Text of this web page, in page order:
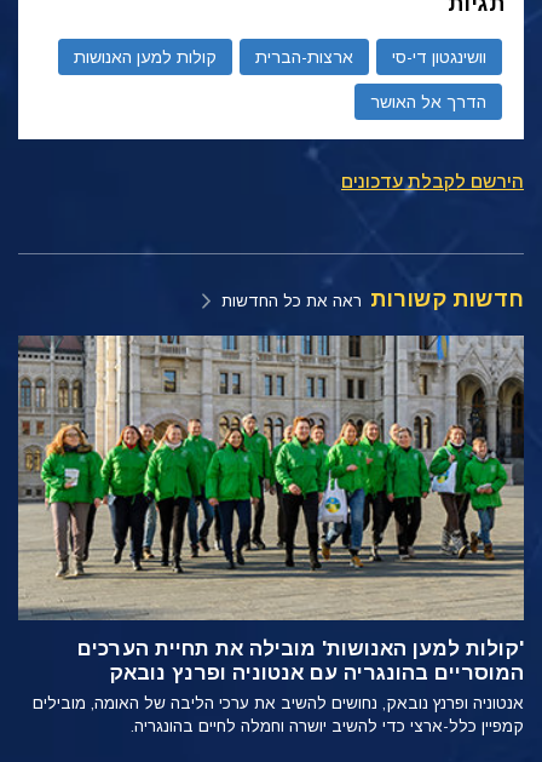
וושינגטון די-סי ארצות-הברית קולות למען האנושות
הדרך אל האושר
הירשם לקבלת עדכונים
חדשות קשורות ראה את כל החדשות
'קולות למען האנושות' מובילה את תחיית הערכים
המוסריים בהונגריה עם אנטוניה ופרנץ נובאק
אנטוניה ופרנץ נובאק, נחושים להשיב את ערכי הליבה של האומה, מובילים
קמפיין כלל-ארצי כדי להשיב יושרה וחמלה לחיים בהונגריה.